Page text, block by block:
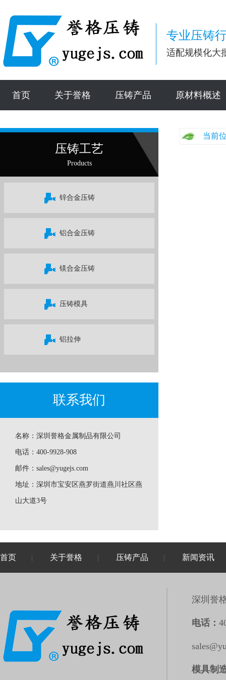
专业压铸
适配规模化大
首页 关于誉格 压铸产品 原材料概述
压铸工艺
Products
锌合金压铸
铝合金压铸
镁合金压铸
压铸模具
铝拉伸
联系我们
名称： 深圳誉格金属制品有限公司
电话： 400-9928-908
邮件： sales@yugejs.com
地址： 深圳市宝安区燕罗街道燕川社区燕
山大道3号
当前
首页 关于誉格 压铸产品 新闻资讯
深圳誉
电话：
模具制